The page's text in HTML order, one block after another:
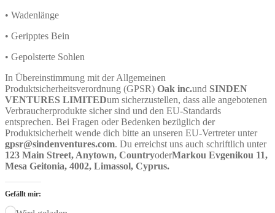
• Wadenlänge
• Geripptes Bein
• Gepolsterte Sohlen
In Übereinstimmung mit der Allgemeinen
Produktsicherheitsverordnung (GPSR) Oak inc.und SINDEN
VENTURES LIMITEDum sicherzustellen, dass alle angebotenen
Verbraucherprodukte sicher sind und den EU-Standards
entsprechen. Bei Fragen oder Bedenken bezüglich der
Produktsicherheit wende dich bitte an unseren EU-Vertreter unter
gpsr@sindenventures.com. Du erreichst uns auch schriftlich unter
123 Main Street, Anytown, CountryoderMarkou Evgenikou 11,
Mesa Geitonia, 4002, Limassol, Cyprus.
Gefällt mir: